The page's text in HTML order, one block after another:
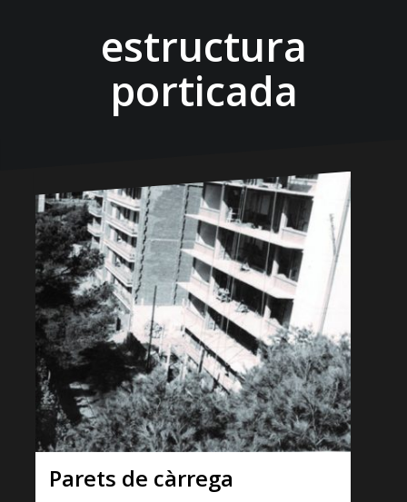
estructura
porticada
Parets de càrrega